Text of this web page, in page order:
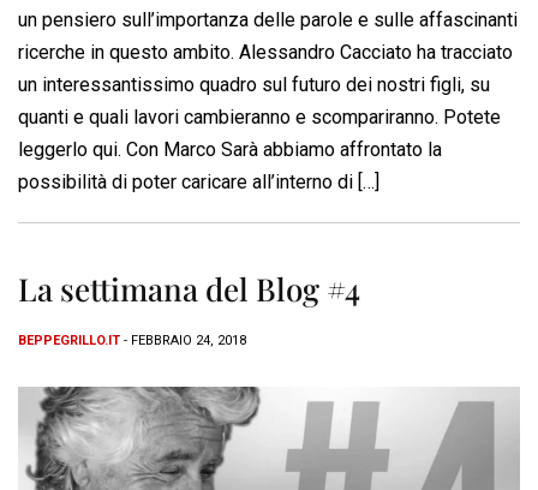
un pensiero sull’importanza delle parole e sulle affascinanti
ricerche in questo ambito. Alessandro Cacciato ha tracciato
un interessantissimo quadro sul futuro dei nostri figli, su
quanti e quali lavori cambieranno e scompariranno. Potete
leggerlo qui. Con Marco Sarà abbiamo affrontato la
possibilità di poter caricare all’interno di […]
La settimana del Blog #4
BEPPEGRILLO.IT - FEBBRAIO 24, 2018